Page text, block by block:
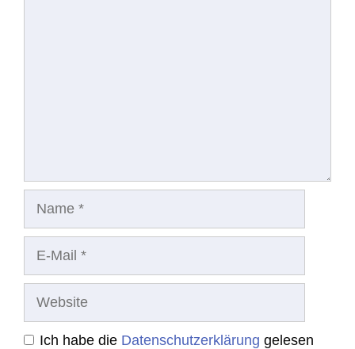
Ich habe die Datenschutzerklärung gelesen